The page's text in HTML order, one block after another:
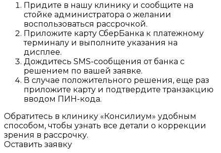
Придите в нашу клинику и сообщите на
стойке администратора о желании
воспользоваться рассрочкой.
Приложите карту СберБанка к платежному
терминалу и выполните указания на
дисплее.
Дождитесь SMS-сообщения от банка с
решением по вашей заявке.
В случае положительного решения, еще раз
приложите карту и подтвердите транзакцию
вводом ПИН-кода.
Обратитесь в клинику «Консилиум» удобным
способом, чтобы узнать все детали о коррекции
зрения в рассрочку.
Оставить заявку